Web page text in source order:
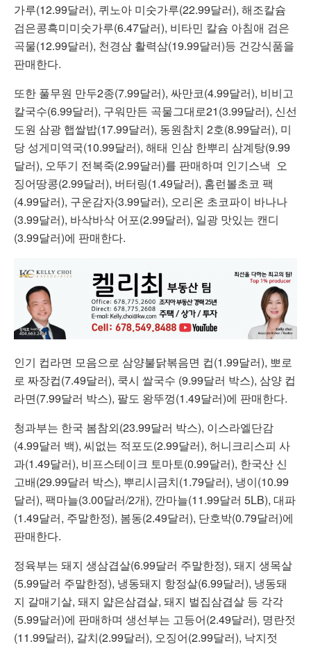
가루(12.99달러), 퀴노아 미숫가루(22.99달러), 해조칼슘
검은콩흑미미숫가루(6.47달러), 비타민 칼슘 아침애 검은
곡물(12.99달러), 천경삼 활력삼(19.99달러)등 건강식품을
판매한다.
또한 풀무원 만두2종(7.99달러), 싸만코(4.99달러), 비비고
칼국수(6.99달러), 구워만든 곡물그대로21(3.99달러), 신선
도원 삼광 햅쌀밥(17.99달러), 동원참치 2호(8.99달러), 미
당 성게미역국(10.99달러), 해태 인삼 한뿌리 삼계탕(9.99
달러), 오뚜기 전복죽(2.99달러)를 판매하며 인기스낵 오
징어땅콩(2.99달러), 버터링(1.49달러), 홈런볼초코 팩
(4.99달러), 구운감자(3.99달러), 오리온 초코파이 바나나
(3.99달러), 바삭바삭 어포(2.99달러), 일광 맛있는 캔디
(3.99달러)에 판매한다.
인기 컵라면 모음으로 삼양불닭볶음면 컵(1.99달러), 뽀로
로 짜장컵(7.49달러), 쿡시 쌀국수 (9.99달러 박스), 삼양 컵
라면(7.99달러 박스), 팔도 왕뚜껑(1.49달러)에 판매한다.
청과부는 한국 봄참외(23.99달러 박스), 이스라엘단감
(4.99달러 백), 씨없는 적포도(2.99달러), 허니크리스피 사
과(1.49달러), 비프스테이크 토마토(0.99달러), 한국산 신
고배(29.99달러 박스), 뿌리시금치(1.79달러), 냉이(10.99
달러), 팩마늘(3.00달러/2개), 깐마늘(11.99달러 5LB), 대파
(1.49달러, 주말한정), 봄동(2.49달러), 단호박(0.79달러)에
판매한다.
정육부는 돼지 생삼겹살(6.99달러 주말한정), 돼지 생목살
(5.99달러 주말한정), 냉동돼지 항정살(6.99달러), 냉동돼
지 갈매기살, 돼지 얇은삼겹살, 돼지 벌집삼겹살 등 각각
(5.99달러)에 판매하며 생선부는 고등어(2.49달러), 명란젓
(11.99달러), 갈치(2.99달러), 오징어(2.99달러), 낙지젓